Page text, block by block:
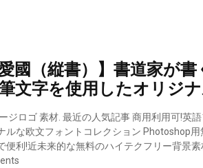
愛國（縦書）】書道家が
文字を使用したオリジ
ジロゴ 素材. 最近の人気記事 商用利用可!英
ルな欧文フォントコレクション Photoshop
便利!近未来的な無料のハイテクフリー背景